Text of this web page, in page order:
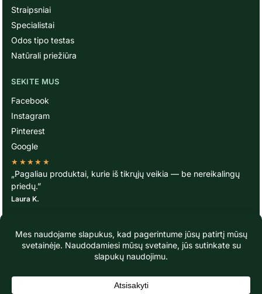
Straipsniai
Specialistai
Odos tipo testas
Natūrali priežiūra
SEKITE MUS
Facebook
Instagram
Pinterest
Google
★★★★★
„Pagaliau produktai, kurie iš tikrųjų veikia — be nereikalingų
priedų.”
Laura K.
© TavoOda.lt 2020-2026